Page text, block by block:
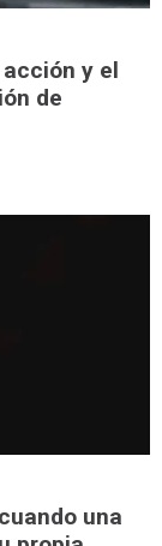
y el
de
una